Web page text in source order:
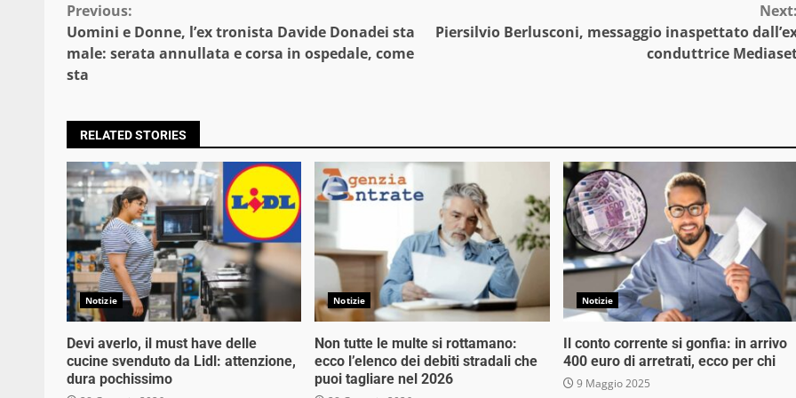
Continue
Reading
Previous:
Uomini e Donne, l’ex tronista Davide Donadei sta
male: serata annullata e corsa in ospedale, come
sta
Next:
Piersilvio Berlusconi, messaggio inaspettato
conduttrice
RELATED STORIES
Notizie
Devi averlo, il must have delle
cucine svenduto da Lidl: attenzione,
dura pochissimo
Notizie
Non tutte le multe si rottamano:
ecco l’elenco dei debiti stradali che
puoi tagliare nel 2026
Notizie
Il conto corrente si gonfia: in arrivo
400 euro di arretrati, ecco per chi
9 Maggio 2025